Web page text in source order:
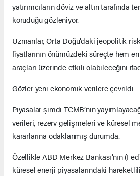
yatırımcıların döviz ve altın tarafında
koruduğu gözleniyor.
Uzmanlar, Orta Doğu’daki jeopolitik
fiyatlarının önümüzdeki süreçte hem
araçları üzerinde etkili olabileceğini
Gözler yeni ekonomik verilere çevrildi
Piyasalar şimdi TCMB’nin
verileri, rezerv gelişmeleri ve küresel
kararlarına odaklanmış durumda.
Özellikle ABD Merkez Bankası’nın
küresel enerji piyasalarındaki